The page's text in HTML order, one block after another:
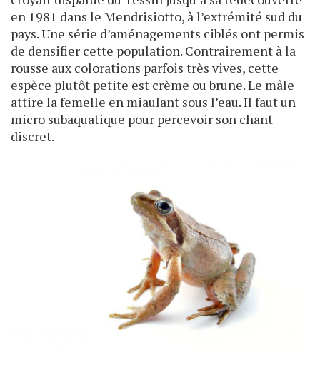
en 1981 dans le Mendrisiotto, à l’extrémité sud du
pays. Une série d’aménagements ciblés ont permis
de densifier cette population. Contrairement à la
rousse aux colorations parfois très vives, cette
espèce plutôt petite est crème ou brune. Le mâle
attire la femelle en miaulant sous l’eau. Il faut un
micro subaquatique pour percevoir son chant
discret.